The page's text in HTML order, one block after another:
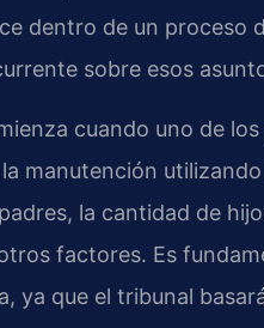
dentro de un proceso
sobre esos
cuando uno de
manutención
la cantidad de
factores. Es
ya que el tribunal